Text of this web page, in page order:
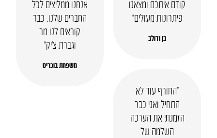
קודם איתכם ומצאנו
פיתרונות מעולים”
בן ודולב
אנחנו ממליצים לכל
החברים שלנו. כבר
קוראים לנו מר
וגברת צ’יק”
משפחת בוכריס
“החורף עוד לא
התחיל ואני כבר
הזמנתי את הערכה
השלמה של